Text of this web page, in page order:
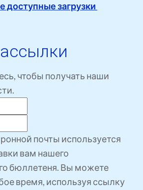
доступные загрузки
чтобы получать наши
почты используется
вам нашего
бюллетеня. Вы можете
время, используя ссылку